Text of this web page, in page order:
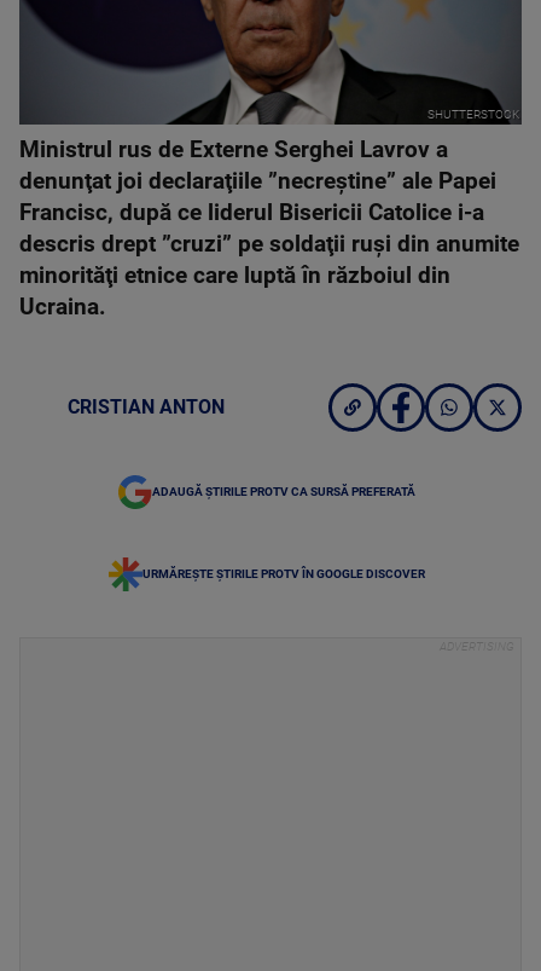
SHUTTERSTOCK
Ministrul rus de Externe Serghei Lavrov a
denunţat joi declaraţiile ”necreştine” ale Papei
Francisc, după ce liderul Bisericii Catolice i-a
descris drept ”cruzi” pe soldaţii ruşi din anumite
minorităţi etnice care luptă în războiul din
Ucraina.
CRISTIAN ANTON
ADAUGĂ ȘTIRILE PROTV CA SURSĂ PREFERATĂ
URMĂREȘTE ȘTIRILE PROTV ÎN GOOGLE DISCOVER